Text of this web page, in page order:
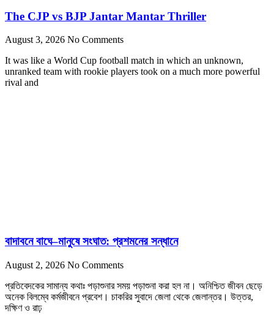
The CJP vs BJP Jantar Mantar Thriller
August 3, 2026 No Comments
It was like a World Cup football match in which an unknown,
unranked team with rookie players took on a much more powerful
rival and
বাদাবনে বাঘে–মানুষে সংঘাত: প্রশমনের সন্ধানে
August 2, 2026 No Comments
প্রতিবেদকের সামান্য কথাঃ পড়াশুনার সময় পড়াশুনা করা হল না। অনিশ্চিত জীবন ছেড়ে
অনেক বিলম্বে কর্মজীবনে প্রবেশ। চাকরির সুবাদে জেলা থেকে জেলান্তর। উত্তর,
দক্ষিণ ও রাঢ়